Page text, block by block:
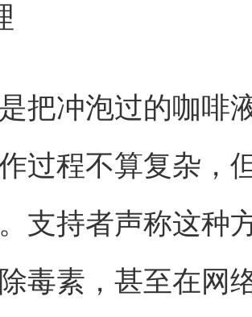
把冲泡过的咖啡
过程不算复杂，
支持者声称这种
毒素，甚至在网